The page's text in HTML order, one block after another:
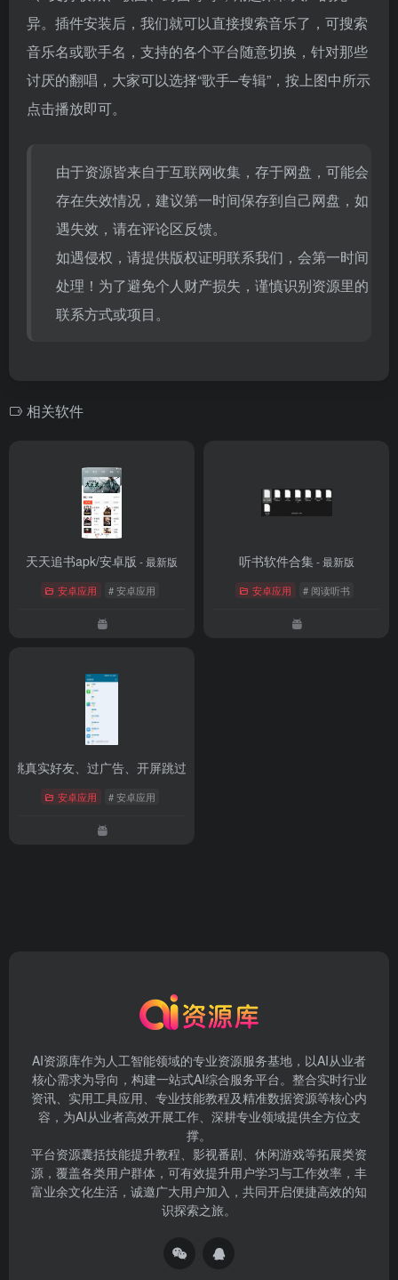
异。插件安装后，我们就可以直接搜索音乐了，可搜索
音乐名或歌手名，支持的各个平台随意切换，针对那些
讨厌的翻唱，大家可以选择“歌手–专辑”，按上图中所示
点击播放即可。
由于资源皆来自于互联网收集，存于网盘，可能会
存在失效情况，建议第一时间保存到自己网盘，如
遇失效，请在评论区反馈。
如遇侵权，请提供版权证明联系我们，会第一时间
处理！为了避免个人财产损失，谨慎识别资源里的
联系方式或项目。
相关软件
天天追书apk/安卓版 - 最新版
安卓应用 # 安卓应用
听书软件合集- 最新版
安卓应用 # 阅读听书
跳真实好友、过广告、开屏跳过
安卓应用 # 安卓应用
AI资源库作为人工智能领域的专业资源服务基地，以AI从业者
核心需求为导向，构建一站式AI综合服务平台。整合实时行业
资讯、实用工具应用、专业技能教程及精准数据资源等核心内
容，为AI从业者高效开展工作、深耕专业领域提供全方位支
撑。
平台资源囊括技能提升教程、影视番剧、休闲游戏等拓展类资
源，覆盖各类用户群体，可有效提升用户学习与工作效率，丰
富业余文化生活，诚邀广大用户加入，共同开启便捷高效的知
识探索之旅。